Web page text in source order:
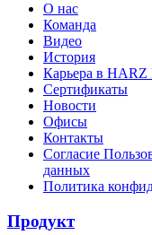
О нас
Команда
Видео
История
Карьера в HARZ
Сертификаты
Новости
Офисы
Контакты
Согласие
данных
Политика
Продукт